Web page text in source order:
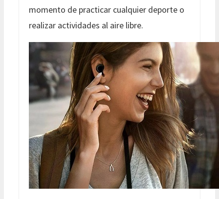
momento de practicar cualquier deporte o
realizar actividades al aire libre.